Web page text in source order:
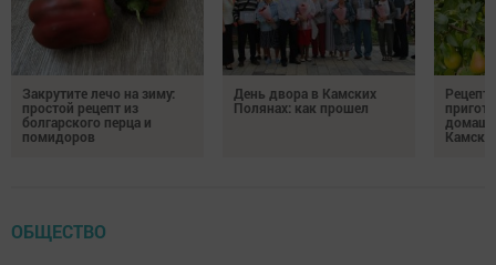
Закрутите лечо на зиму:
простой рецепт из
болгарского перца и
помидоров
День двора в Камских
Полянах: как прошел
ОБЩЕСТВО